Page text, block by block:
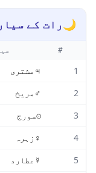
🌙رات کے
#
1
♃ مشتری
2
♂ مریخ
3
☉سورج
4
♀ زہرہ
5
☿ عطارد